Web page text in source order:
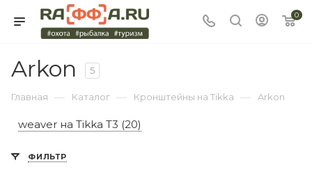
0
Arkon 5
Главная — Каталог — Кронштейны на Tikka — Arkon
weaver на Tikka T3 (20)
ФИЛЬТР